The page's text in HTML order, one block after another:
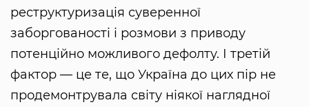
реструктуризація суверенної
заборгованості і розмови з приводу
потенційно можливого дефолту. І третій
фактор — це те, що Україна до цих пір не
продемонтрувала світу ніякої наглядної